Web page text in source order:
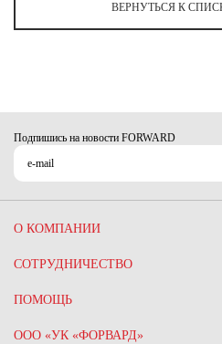
Ямало-Ненецкий автономный округ (1)
ВЕРНУТЬСЯ К
Подпишись на новости FORWARD
О КОМПАНИИ
СОТРУДНИЧЕСТВО
ПОМОЩЬ
ООО «УК «ФОРВАРД»